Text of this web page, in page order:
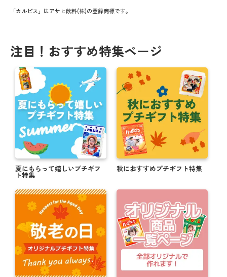
「カルピス」はアサヒ飲料(株)の登録商標です。
注目！おすすめ特集ページ
夏にもらって嬉しいプチギフ
ト特集
秋におすすめプチギフト特集